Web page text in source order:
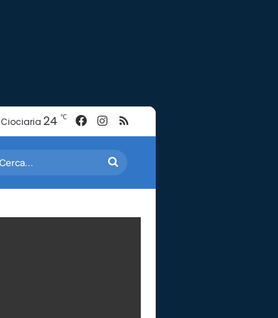
Ciociaria 24 ℃ FacebookInstagram
RSS